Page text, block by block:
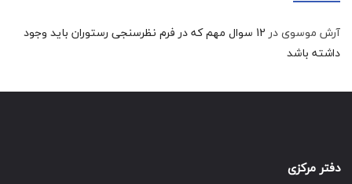
آرش موسویدر
12 سوال مهم که در فرم نظرسنجی رستوران باید وجود
داشته باشد
دفتر مرکزی